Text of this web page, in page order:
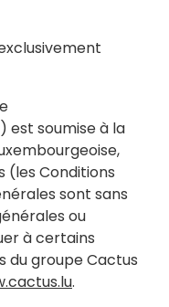
est soumise à la
(les Conditions
sont sans
ou
à certains
du groupe Cactus
.